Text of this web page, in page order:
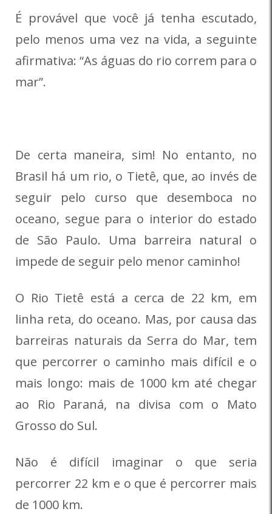
É provável que você já tenha escuta­do,
pelo menos uma vez na vida, a seguinte
afirmativa: “As águas do rio correm para o
mar”.
De certa maneira, sim! No entanto, no
Brasil há um rio, o Tietê, que, ao invés de
seguir pelo curso que de­semboca no
oceano, segue para o in­terior do estado
de São Paulo. Uma barreira natural o
impede de seguir pelo menor caminho!
O Rio Tietê está a cerca de 22 km, em
linha reta, do oceano. Mas, por causa das
barreiras naturais da Serra do Mar, tem
que percorrer o caminho mais difícil e o
mais longo: mais de 1000 km até chegar
ao Rio Paraná, na divi­sa com o Mato
Grosso do Sul.
Não é difícil imaginar o que seria
percorrer 22 km e o que é percorrer mais
de 1000 km.